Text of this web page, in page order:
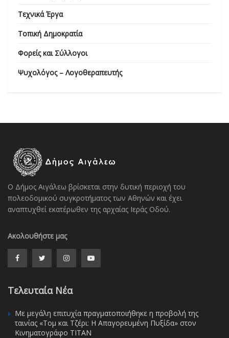
Τεχνικά Έργα
Τοπική Δημοκρατία
Φορείς και Σύλλογοι
Ψυχολόγος – Λογοθεραπευτής
Ο Δήμος Αιγάλεω βρίσκεται στην δυτική περιοχή του
πολεοδομικού συγκροτήματος των Αθηνών και έχει
αναπτυχθεί εκατέρωθεν της αρχαίας Ιεράς Οδού.
Ακολουθήστε μας
Τελευταία Νέα
Με μεγάλη επιτυχία πραγματοποιήθηκε η προβολή της
ταινίας «Τομ και Τζέρι: Η Απαγορευμένη Πυξίδα» στον
Κινηματογράφο ΤΙΤΑΝ